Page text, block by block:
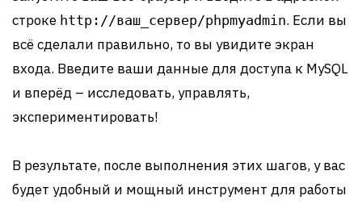
строке http://ваш_сервер/phpmyadmin. Если вы
всё сделали правильно, то вы увидите экран
входа. Введите ваши данные для доступа к MySQL
и вперёд – исследовать, управлять,
экспериментировать!
В результате, после выполнения этих шагов, у вас
будет удобный и мощный инструмент для работы